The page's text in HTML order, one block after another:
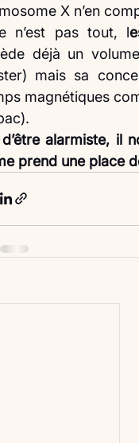
X n’en
n’est pas tout, l
déjà un
mais sa
magnétiques
alarmiste, il
prend une place